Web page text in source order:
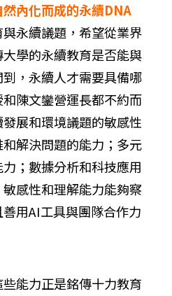
內化而成的永續DNA
永續議題，希望從業界
學的永續教育是否能與
，永續人才需要具備哪
陳文鑾營運長都不約而
展和環境議題的敏感性
解決問題的能力；多元
；數據分析和科技應用
感性和理解能力能夠察
用AI工具與團隊合作力
能力正是銘傳十力教育